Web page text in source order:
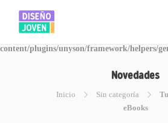
Warning: Invalid argument supplied for
/www/disegnojoven.com.ar/htdocs/wp-
content/plugins/unyson/framework/helpers/
Novedades
Inicio Sin categoría
eBooks